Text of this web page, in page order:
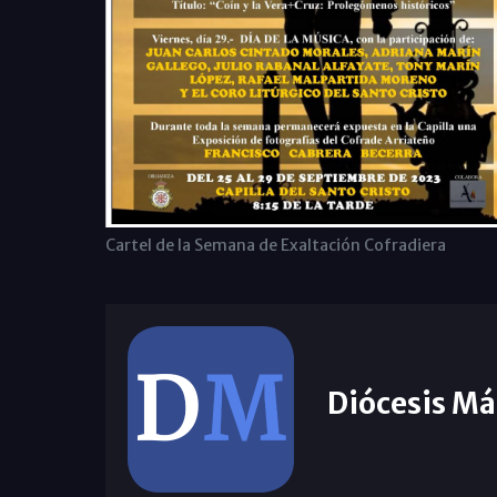
Cartel de la Semana de Exaltación Cofradiera
Diócesis